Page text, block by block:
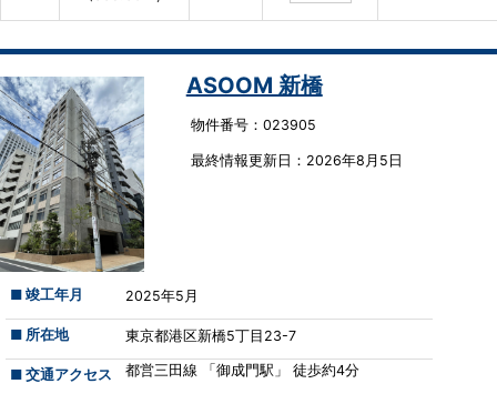
ASOOM 新橋
物件番号：023905
最終情報更新⽇：2026年8月5日
■ 竣工年月 2025年5月
■ 所在地 東京都港区新橋5丁目23-7
■ 交通アクセス 都営三田線 「御成門駅」 徒歩約4分